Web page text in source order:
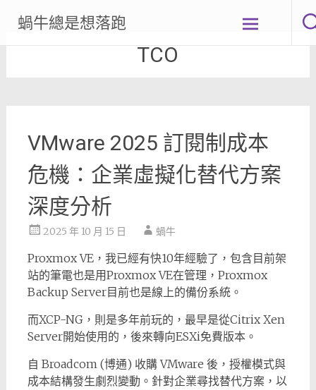
content
蝸牛總是想落跑
TCO
VMware 2025 訂閱制成本
危機：企業虛擬化替代方案
深度分析
2025 年 10 月 15 日 蝸牛
Proxmox VE，我已經有快10年經驗了，包含目前架
站的筆電也是用Proxmox VE在管理，Proxmox
Backup Server目前也是線上的備份系統。
而XCP-NG，則是多年前玩的，最早是從Citrix Xen
Server開始使用的，後來轉向ESXi免費版本。
自 Broadcom (博通) 收購 VMware 後，授權模式與
成本結構發生劇烈變動。針對企業尋找替代方案，以